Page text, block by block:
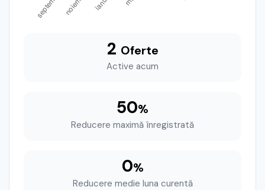
2 Oferte
Active acum
50%
Reducere maximă înregistrată
0%
Reducere medie luna curentă